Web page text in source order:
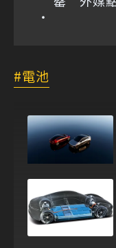
電池